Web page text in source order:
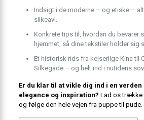
Indsigt i de moderne – og etiske –
silkeavl.
Konkrete tips til, hvordan du bevarer
hjemmet, så dine tekstiler holder sig
Et historisk rids fra kejserlige Kina til
Silkegade – og helt ind i nutidens
Er du klar til at vikle dig ind i en
elegance og inspiration? Lad os trække
og følge den hele vejen fra puppe til pude.